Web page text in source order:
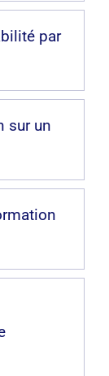
par
sur un